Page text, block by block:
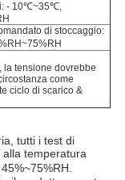
- 10℃~35℃,
di stoccaggio:
la tensione dovrebbe
come
ciclo di scarico &
tutti i test di
temperatura